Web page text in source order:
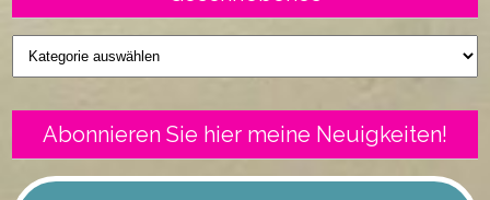
Geschriebenes
Abonnieren Sie hier meine Neuigkeiten!